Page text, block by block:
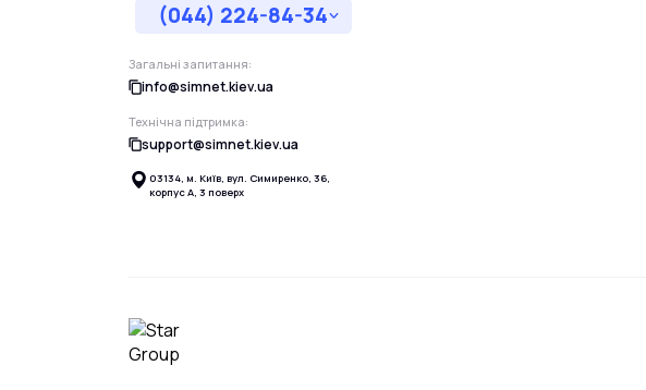
(044) 224-84-34
Загальні запитання:
info@simnet.kiev.ua
Технічна підтримка:
support@simnet.kiev.ua
03134, м. Київ, вул. Симиренко, 36,
корпус А, 3 поверх